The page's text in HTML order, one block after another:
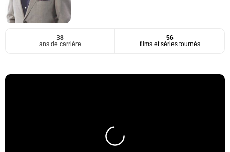
38
ans de carrière
56
films et séries tournés